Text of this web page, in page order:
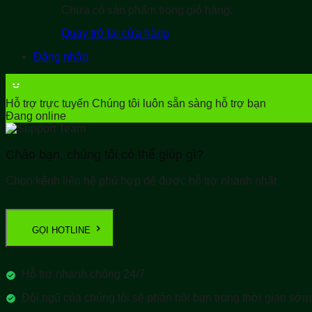
Chưa có sản phẩm trong giỏ hàng.
Quay trở lại cửa hàng
Đăng nhập
Hỗ trợ trực tuyến Chúng tôi luôn sẵn sàng hỗ trợ bạn
Đang online
Chào bạn, chúng tôi có thể giúp gì?
Chọn kênh liên hệ phù hợp để được hỗ trợ nhanh nhất
GỌI HOTLINE
Hỗ trợ nhanh chóng 24/7
Đội ngũ của chúng tôi sẽ phản hồi bạn trong thời gian sớm